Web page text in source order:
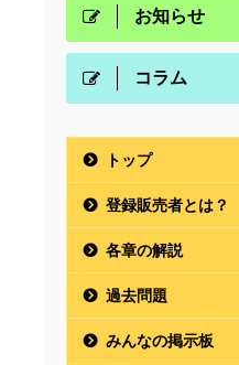
お知らせ
コラム
トップ
登録販売者とは？
各章の解説
過去問題
みんなの掲示板